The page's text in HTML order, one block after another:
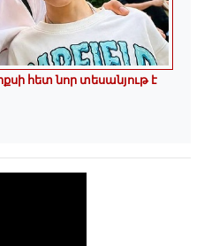
հետ նոր տեսանյութ է